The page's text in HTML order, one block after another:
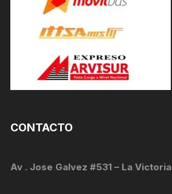
CONTACTO
Av . Jose Galvez #531 – La Victoria